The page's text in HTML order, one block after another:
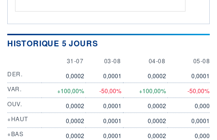
HISTORIQUE 5 JOURS
31 JULY
31-07 3 AUGUST
03-08 4 AUGUST
04-08 5
05-08
DER.
0,0002 0,0001 0,0002
0,0001
VAR.
+100,00% -50,00% +100,00%
-50,00%
OUV.
0,0002 0,0001 0,0002
0,000
+HAUT
0,0002 0,0001 0,0002
0,0001
+BAS
0,0002 0,0001 0,0002
0,000